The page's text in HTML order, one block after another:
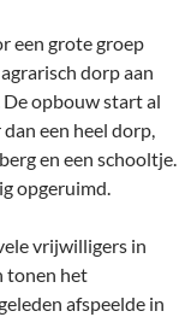
een grote groep
dorp aan
De opbouw start al
een heel dorp,
en een schooltje.
opgeruimd.
vrijwilligers in
tonen het
afspeelde in